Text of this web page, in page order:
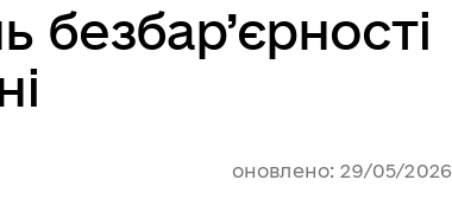
оновлено: 29/05/2026